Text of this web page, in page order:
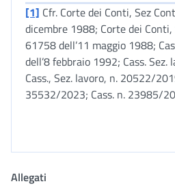
[1] Cfr. Corte dei Conti, Sez
dicembre 1988; Corte dei Conti,
61758 dell’11 maggio 1988;
dell’8 febbraio 1992; Cass.
Cass., Sez. lavoro, n. 20522/
35532/2023; Cass. n. 23985/
Allegati